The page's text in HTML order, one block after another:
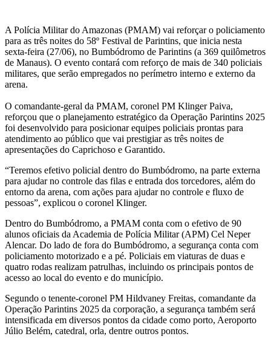
A Polícia Militar do Amazonas (PMAM) vai reforçar o policiamento
para as três noites do 58º Festival de Parintins, que inicia nesta
sexta-feira (27/06), no Bumbódromo de Parintins (a 369 quilômetros
de Manaus). O evento contará com reforço de mais de 340 policiais
militares, que serão empregados no perímetro interno e externo da
arena.
O comandante-geral da PMAM, coronel PM Klinger Paiva,
reforçou que o planejamento estratégico da Operação Parintins 2025
foi desenvolvido para posicionar equipes policiais prontas para
atendimento ao público que vai prestigiar as três noites de
apresentações do Caprichoso e Garantido.
“Teremos efetivo policial dentro do Bumbódromo, na parte externa
para ajudar no controle das filas e entrada dos torcedores, além do
entorno da arena, com ações para ajudar no controle e fluxo de
pessoas”, explicou o coronel Klinger.
Dentro do Bumbódromo, a PMAM conta com o efetivo de 90
alunos oficiais da Academia de Polícia Militar (APM) Cel Neper
Alencar. Do lado de fora do Bumbódromo, a segurança conta com
policiamento motorizado e a pé. Policiais em viaturas de duas e
quatro rodas realizam patrulhas, incluindo os principais pontos de
acesso ao local do evento e do município.
Segundo o tenente-coronel PM Hildvaney Freitas, comandante da
Operação Parintins 2025 da corporação, a segurança também será
intensificada em diversos pontos da cidade como porto, Aeroporto
Júlio Belém, catedral, orla, dentre outros pontos.